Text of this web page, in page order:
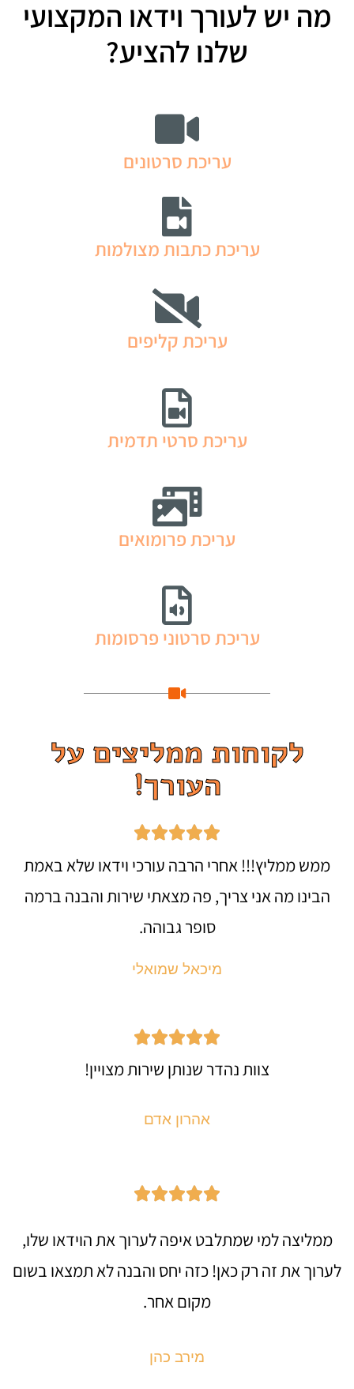
מה יש לעורך וידאו המקצועי
שלנו להציע?
עריכת סרטונים
עריכת כתבות מצולמות
עריכת קליפים
עריכת סרטי תדמית
עריכת פרומואים
עריכת סרטוני פרסומות
לקוחות ממליצים על
העורך!





ממש ממליץ!!! אחרי הרבה עורכי וידאו שלא באמת
הבינו מה אני צריך, פה מצאתי שירות והבנה ברמה
סופר גבוהה.
מיכאל שמואלי





צוות נהדר שנותן שירות מצויין!
אהרון אדם





ממליצה למי שמתלבט איפה לערוך את הוידאו שלו,
לערוך את זה רק כאן! כזה יחס והבנה לא תמצאו בשום
מקום אחר.
מירב כהן